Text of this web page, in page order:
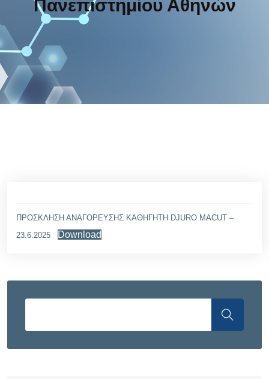
Πανεπιστημίου Αθηνών
ΠΡΟΣΚΛΗΣΗ ΑΝΑΓΟΡΕΥΣΗΣ ΚΑΘΗΓΗΤΗ DJURO MACUT –
23.6.2025
Download